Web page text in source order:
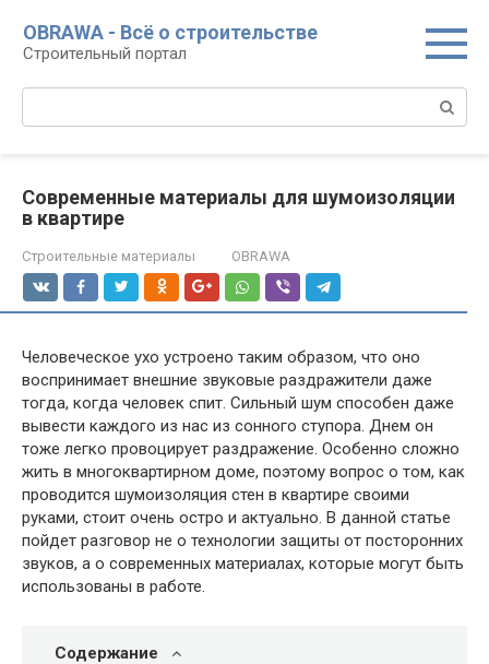
контенту
OBRAWA - Всё о строительстве
Строительный портал
Современные материалы для шумоизоляции
в квартире
Строительные материалы OBRAWA
Человеческое ухо устроено таким образом, что оно
воспринимает внешние звуковые раздражители даже
тогда, когда человек спит. Сильный шум способен даже
вывести каждого из нас из сонного ступора. Днем он
тоже легко провоцирует раздражение. Особенно сложно
жить в многоквартирном доме, поэтому вопрос о том, как
проводится шумоизоляция стен в квартире своими
руками, стоит очень остро и актуально. В данной статье
пойдет разговор не о технологии защиты от посторонних
звуков, а о современных материалах, которые могут быть
использованы в работе.
Содержание